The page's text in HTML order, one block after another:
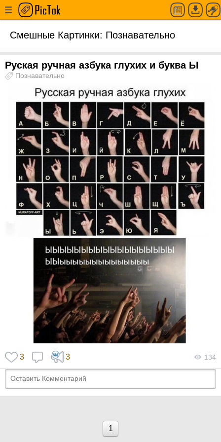
Смешные Картинки: Познавательно
Руская ручная азбука глухих и буква Ы
Познавательно
3 3 134
1